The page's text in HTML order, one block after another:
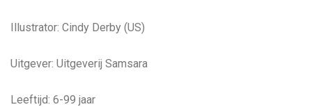
Illustrator: Cindy Derby (US)
Uitgever: Uitgeverij Samsara
Leeftijd: 6-99 jaar